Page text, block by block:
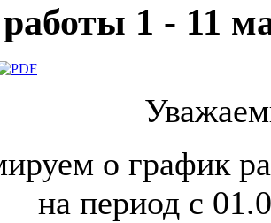
1 - 11
о график
на период с